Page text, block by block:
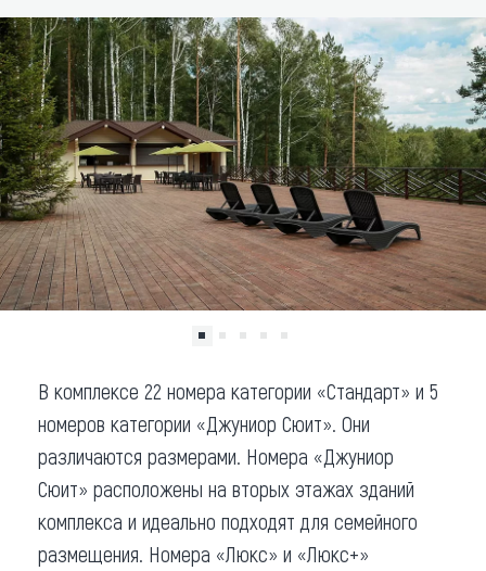
Что привезти (сувениры)
О регионе
Коллекция впечатлений
Другие рубрики
В комплексе 22 номера категории «Стандарт» и 5
номеров категории «Джуниор Сюит». Они
различаются размерами. Номера «Джуниор
Сюит» расположены на вторых этажах зданий
комплекса и идеально подходят для семейного
размещения. Номера «Люкс» и «Люкс+»